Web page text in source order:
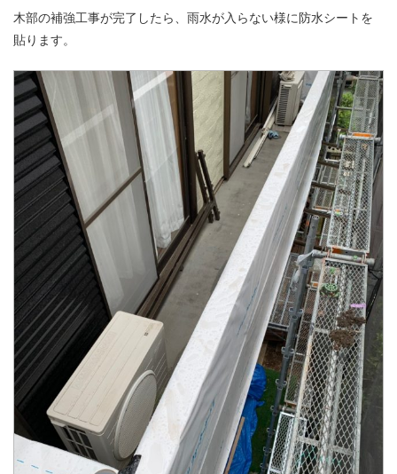
木部の補強工事が完了したら、雨水が入らない様に防水シートを
貼ります。